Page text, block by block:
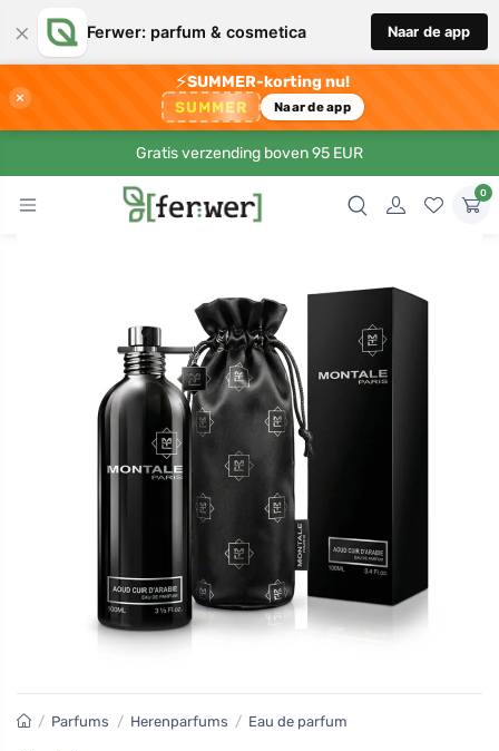
× Ferwer: parfum & cosmetica Naar de app
×
⚡SUMMER-korting nu!
SUMMER Naar de app
Gratis verzending boven 95 EUR
0
/ Parfums / Herenparfums / Eau de parfum